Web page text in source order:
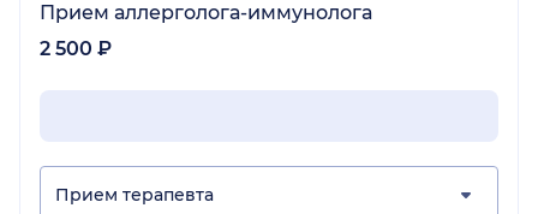
Прием аллерголога-иммунолога
2 500 ₽
Прием терапевта